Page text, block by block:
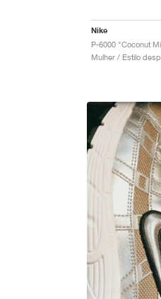
Nike
P-6000 "Coconut